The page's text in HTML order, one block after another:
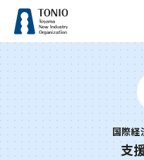
産
研究
海外展開
国際経
支